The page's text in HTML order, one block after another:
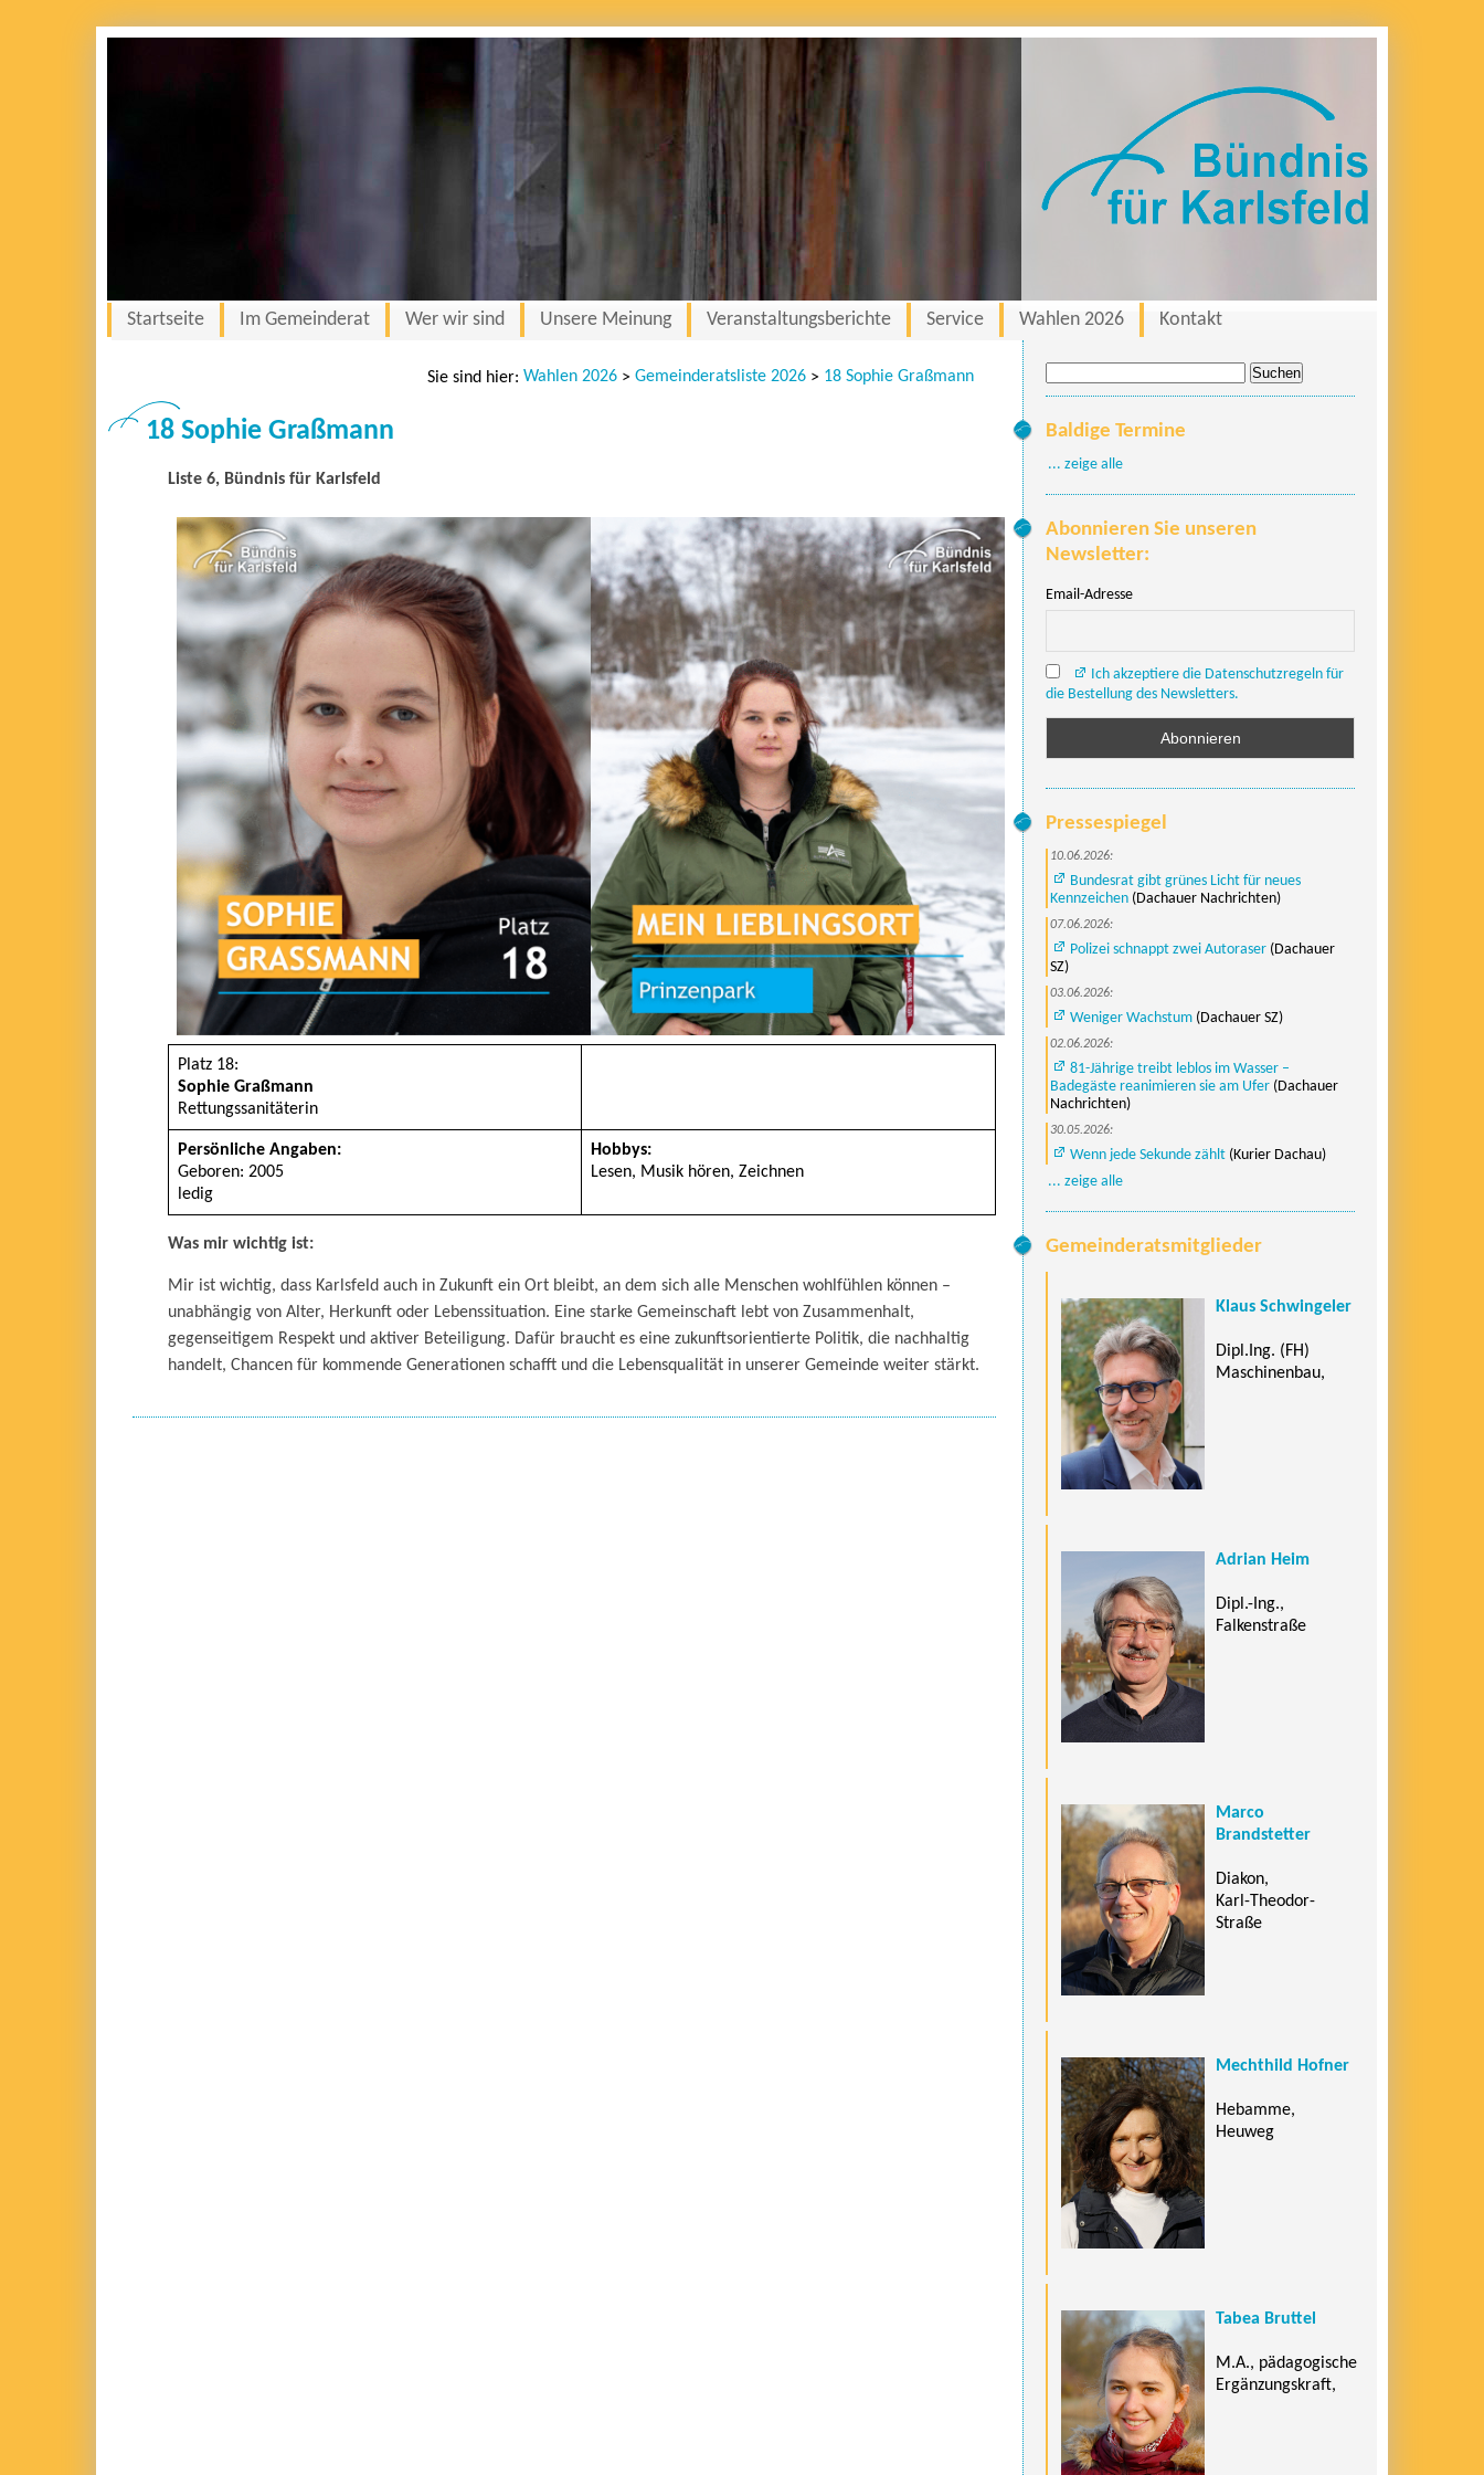
Startseite Im Gemeinderat Wer wir sind Unsere Meinung Veranstaltungsberichte Service Wahlen 2026 Kontakt
Sie sind hier: Wahlen 2026 > Gemeinderatsliste 2026 > 18 Sophie Graßmann
18 Sophie Graßmann
Liste 6, Bündnis für Karlsfeld
Platz 18:
Sophie Graßmann
Rettungssanitäterin
Persönliche Angaben:
Geboren: 2005
ledig
Hobbys:
Lesen, Musik hören, Zeichnen
Was mir wichtig ist:
Mir ist wichtig, dass Karlsfeld auch in Zukunft ein Ort bleibt, an dem sich alle Menschen wohlfühlen können –
unabhängig von Alter, Herkunft oder Lebenssituation. Eine starke Gemeinschaft lebt von Zusammenhalt,
gegenseitigem Respekt und aktiver Beteiligung. Dafür braucht es eine zukunftsorientierte Politik, die nachhaltig
handelt, Chancen für kommende Generationen schafft und die Lebensqualität in unserer Gemeinde weiter stärkt.
nach:
Baldige Termine
... zeige alle
Abonnieren Sie unseren
Newsletter:
Email-Adresse
Ich akzeptiere die Datenschutzregeln für
die Bestellung des Newsletters.
Pressespiegel
10.06.2026:
Bundesrat gibt grünes Licht für neues
Kennzeichen (Dachauer Nachrichten)
07.06.2026:
Polizei schnappt zwei Autoraser (Dachauer
SZ)
03.06.2026:
Weniger Wachstum (Dachauer SZ)
02.06.2026:
81-Jährige treibt leblos im Wasser –
Badegäste reanimieren sie am Ufer (Dachauer
Nachrichten)
30.05.2026:
Wenn jede Sekunde zählt (Kurier Dachau)
... zeige alle
Gemeinderatsmitglieder
Klaus Schwingeler
Dipl.Ing. (FH)
Maschinenbau,
Adrian Heim
Dipl.-Ing.,
Falkenstraße
Marco
Brandstetter
Diakon,
Karl-Theodor-
Straße
Mechthild Hofner
Hebamme,
Heuweg
Tabea Bruttel
M.A., pädagogische
Ergänzungskraft,